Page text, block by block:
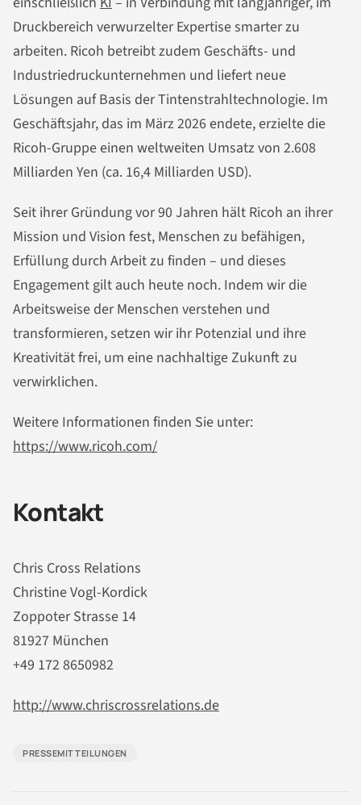
Druckbereich verwurzelter Expertise smarter zu
arbeiten. Ricoh betreibt zudem Geschäfts- und
Industriedruckunternehmen und liefert neue
Lösungen auf Basis der Tintenstrahltechnologie. Im
Geschäftsjahr, das im März 2026 endete, erzielte die
Ricoh-Gruppe einen weltweiten Umsatz von 2.608
Milliarden Yen (ca. 16,4 Milliarden USD).
Seit ihrer Gründung vor 90 Jahren hält Ricoh an ihrer
Mission und Vision fest, Menschen zu befähigen,
Erfüllung durch Arbeit zu finden – und dieses
Engagement gilt auch heute noch. Indem wir die
Arbeitsweise der Menschen verstehen und
transformieren, setzen wir ihr Potenzial und ihre
Kreativität frei, um eine nachhaltige Zukunft zu
verwirklichen.
Weitere Informationen finden Sie unter:
https://www.ricoh.com/
Kontakt
Chris Cross Relations
Christine Vogl-Kordick
Zoppoter Strasse 14
81927 München
+49 172 8650982
http://www.chriscrossrelations.de
PRESSEMITTEILUNGEN